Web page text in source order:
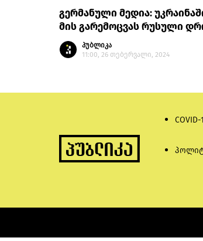
გერმანული მედია:
მის გარემოცვას რუსული
პუბლიკა
11:00, 26 თებერვალი, 2024
COVID-